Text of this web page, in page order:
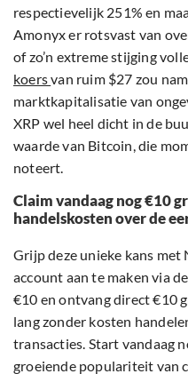
respectievelijk 251% en
Amonyx er rotsvast van
of zo’n extreme stijging
koersvan ruim $27 zou
marktkapitalisatie van
XRP wel heel dicht in de
waarde van Bitcoin, die
noteert.
Claim vandaag nog €10
handelskosten over de
Grijp deze unieke kans
account aan te maken via
€10 en ontvang direct €10
lang zonder kosten
transacties. Start vandaag
groeiende populariteit van